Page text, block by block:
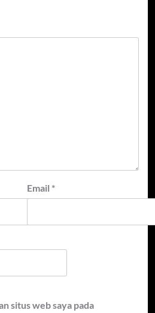
Email *
situs web saya pada